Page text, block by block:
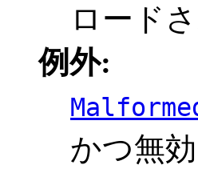
ロード
例外:
かつ無